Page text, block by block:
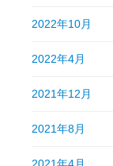
2022年10月
2022年4月
2021年12月
2021年8月